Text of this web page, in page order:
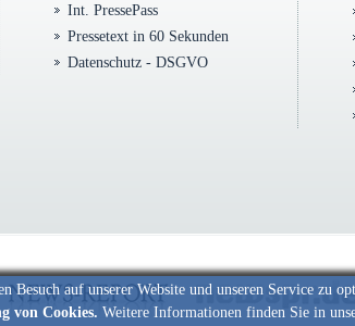
Besuch auf unserer Website und unseren Service zu
von Cookies. Weitere Informationen finden Sie in
Int. PressePass
Pressetext in 60 Sekunden
Datenschutz - DSGVO